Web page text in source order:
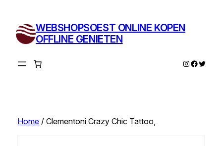
inhoud
WEBSHOPSOEST ONLINE KOPEN
OFFLINE GENIETEN
Instagram
Twitter
Home/ Clementoni Crazy Chic Tattoo,